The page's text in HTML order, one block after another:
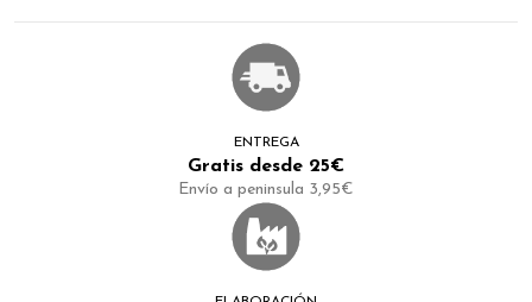
ENTREGA
Gratis desde 25€
Envío a peninsula 3,95€